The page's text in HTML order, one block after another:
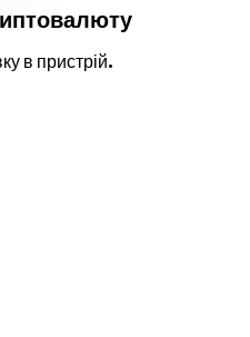
в пристрій.